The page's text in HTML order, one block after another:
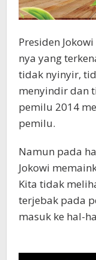
Presiden
nya yang
tidak nyinyir,
menyindir dan
pemilu 2014
pemilu.
Namun pada
Jokowi
Kita tidak
terjebak pada
masuk ke hal-